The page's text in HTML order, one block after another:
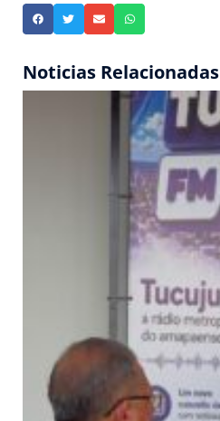
Noticias Relacionadas